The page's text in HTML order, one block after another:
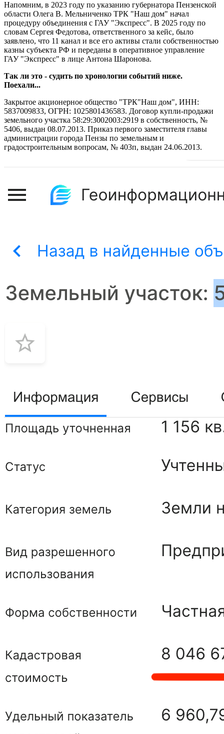
Напомним, в 2023 году по указанию губернатора Пензенской
области Олега В. Мельниченко ТРК "Наш дом" начал
процедуру объединения с ГАУ "Экспресс". В 2025 году по
словам Сергея Федотова, ответственного за кейс, было
заявлено, что 11 канал и все его активы стали собственностью
казны субъекта РФ и переданы в оперативное управление
ГАУ "Экспресс" в лице Антона Шаронова.
Так ли это - судить по хронологии событий ниже.
Поехали...
Закрытое акционерное общество "ТРК"Наш дом", ИНН:
5837009833, ОГРН: 1025801436583. Договор купли-продажи
земельного участка 58:29:3002003:2919 в собственность, №
5406, выдан 08.07.2013. Приказ первого заместителя главы
администрации города Пензы по земельным и
градостроительным вопросам, № 403п, выдан 24.06.2013.